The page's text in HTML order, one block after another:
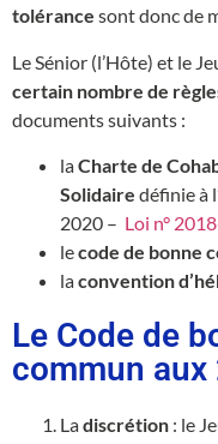
tolérance sont donc de
Le Sénior (l’Hôte) et le
certain nombre de
documents suivants :
laCharte de
Solidaire définie à
2020 – Loi n°
lecode de bonne
laconvention
Le Code de
commun aux
Ladiscrétion : le